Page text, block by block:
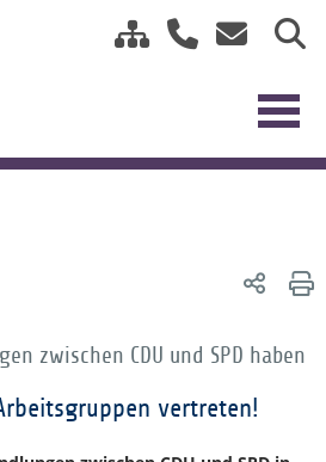
zwischen CDU und SPD haben
vertreten!